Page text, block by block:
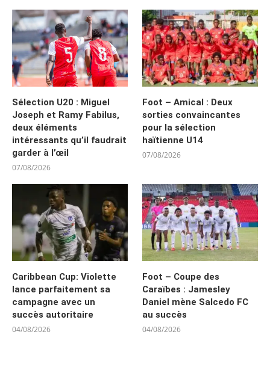
Sélection U20 : Miguel
Joseph et Ramy Fabilus,
deux éléments
intéressants qu’il faudrait
garder à l’œil
07/08/2026
Foot – Amical : Deux
sorties convaincantes
pour la sélection
haïtienne U14
07/08/2026
Caribbean Cup: Violette
lance parfaitement sa
campagne avec un
succès autoritaire
04/08/2026
Foot – Coupe des
Caraïbes : Jamesley
Daniel mène Salcedo FC
au succès
04/08/2026